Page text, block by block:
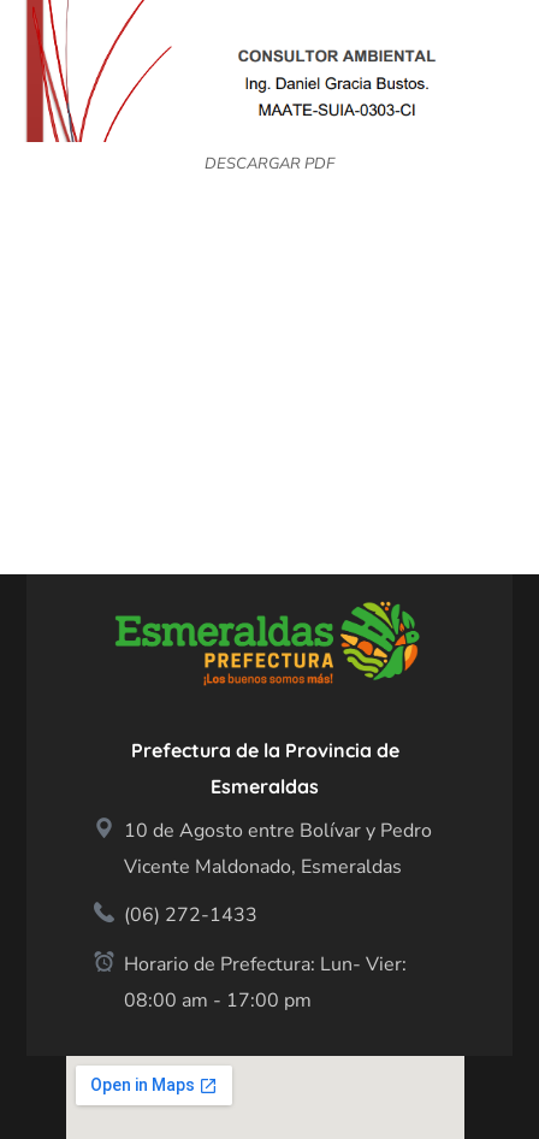
DESCARGAR PDF
Prefectura de la Provincia de
Esmeraldas
10 de Agosto entre Bolívar y Pedro
Vicente Maldonado, Esmeraldas
(06) 272-1433
Horario de Prefectura: Lun- Vier:
08:00 am - 17:00 pm